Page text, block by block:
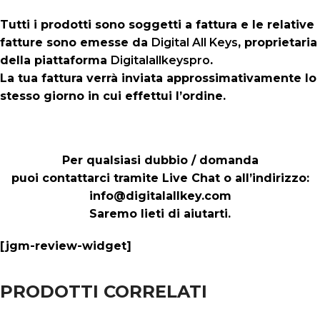
Tutti i prodotti sono soggetti a fattura e le relative
fatture sono emesse da Digital All Keys, proprietaria
della piattaforma Digitalallkeyspro.
La tua fattura verrà inviata approssimativamente lo
stesso giorno in cui effettui l’ordine.
Per qualsiasi dubbio / domanda
puoi contattarci tramite Live Chat o all’indirizzo:
info@digitalallkey.com
Saremo lieti di aiutarti.
[jgm-review-widget]
PRODOTTI CORRELATI